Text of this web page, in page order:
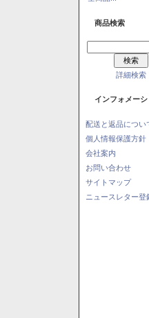
商品検索
詳細検索
インフォメーシ
配送と返品につい
個人情報保護方針
会社案内
お問い合わせ
サイトマップ
ニュースレター登